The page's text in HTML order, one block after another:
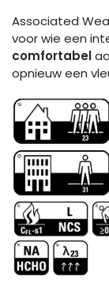
Associated
voor wie een
comfortabel
opnieuw een